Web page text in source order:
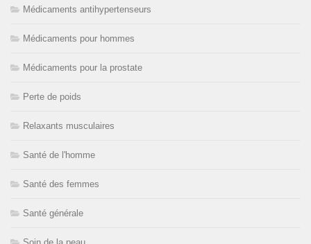
Médicaments antihypertenseurs
Médicaments pour hommes
Médicaments pour la prostate
Perte de poids
Relaxants musculaires
Santé de l'homme
Santé des femmes
Santé générale